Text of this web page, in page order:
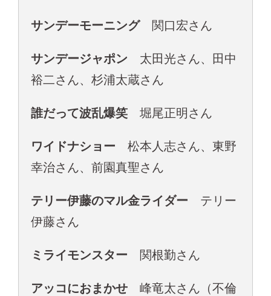
サンデーモーニング関口宏さん
サンデージャポン 太田光さん、田中
裕二さん、杉浦太蔵さん
誰だって波乱爆笑 堀尾正明さん
ワイドナショー 松本人志さん、東野
幸治さん、前園真聖さん
テリー伊藤のマル金ライダー テリー
伊藤さん
ミライモンスター 関根勤さん
アッコにおまかせ 峰竜太さん（不倫